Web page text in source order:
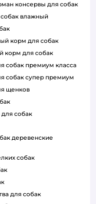
консервы для собак
собак влажный
корм для собак
корм для собак
собак премиум класса
собак супер премиум
щенков
для собак
собак
для собак